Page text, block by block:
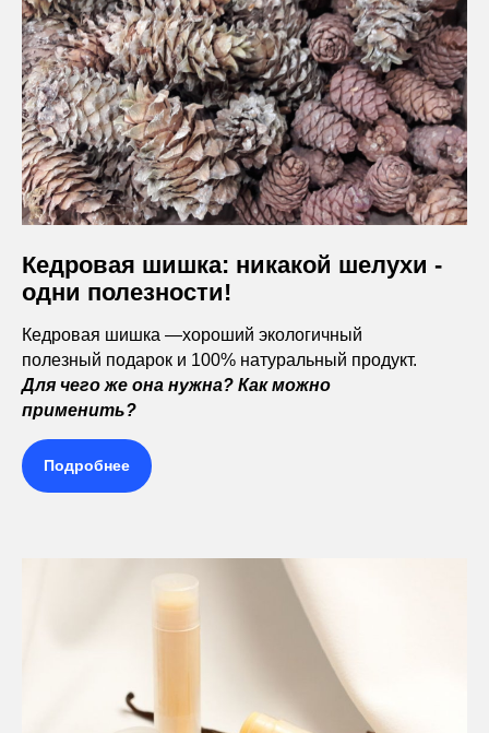
Кедровая шишка: никакой шелухи -
одни полезности!
Кедровая шишка —хороший экологичный
полезный подарок и 100% натуральный продукт.
Для чего же она нужна? Как можно
применить?
Подробнее